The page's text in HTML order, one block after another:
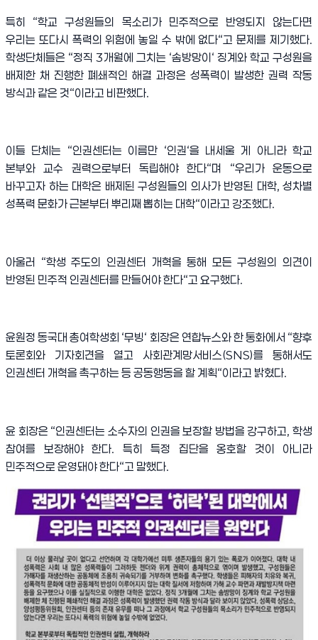
특히 “학교 구성원들의 목소리가 민주적으로 반영되지 않는다면
우리는 또다시 폭력의 위험에 놓일 수 밖에 없다“고 문제를 제기했다.
학생단체들은 “정직 3개월에 그치는 ‘솜방망이 ‘ 징계와 학교 구성원을
배제한 채 진행한 폐쇄적인 해결 과정은 성폭력이 발생한 권력 작동
방식과 같은 것“이라고 비판했다.
이들 단체는 “인권센터는 이름만 ‘인권‘을 내세울 게 아니라 학교
본부와 교수 권력으로부터 독립해야 한다“며 “우리가 운동으로
바꾸고자 하는 대학은 배제된 구성원들의 의사가 반영된 대학, 성차별
성폭력 문화가 근본부터 뿌리째 뽑히는 대학“이라고 강조했다.
아울러 “학생 주도의 인권센터 개혁을 통해 모든 구성원의 의견이
반영된 민주적 인권센터를 만들어야 한다“고 요구했다.
윤원정 동국대 총여학생회 ‘무빙‘ 회장은 연합뉴스와 한 통화에서 “향후
토론회와 기자회견을 열고 사회관계망서비스(SNS)를 통해서도
인권센터 개혁을 촉구하는 등 공동행동을 할 계획“이라고 밝혔다.
윤 회장은 “인권센터는 소수자의 인권을 보장할 방법을 강구하고, 학생
참여를 보장해야 한다. 특히 특정 집단을 옹호할 것이 아니라
민주적으로 운영돼야 한다“고 말했다.